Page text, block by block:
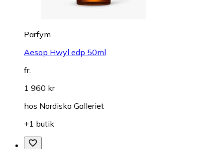
Parfym
Aesop Hwyl edp 50ml
fr.
1 960 kr
hos Nordiska Galleriet
+1 butik